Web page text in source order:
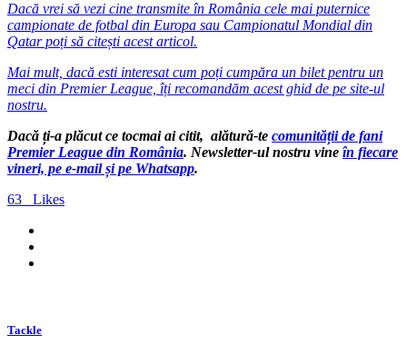
Dacă vrei să vezi cine transmite în România cele mai puternice
campionate de fotbal din Europa sau Campionatul Mondial din
Qatar poți să citești acest articol.
Mai mult, dacă esti interesat cum poți cumpăra un bilet pentru un
meci din Premier League, îți recomandăm acest ghid de pe site-ul
nostru.
Dacă ți-a plăcut ce tocmai ai citit, alătură-te comunității de fani
Premier League din România. Newsletter-ul nostru vine în fiecare
vineri, pe e-mail și pe Whatsapp.
63
Likes
Tackle